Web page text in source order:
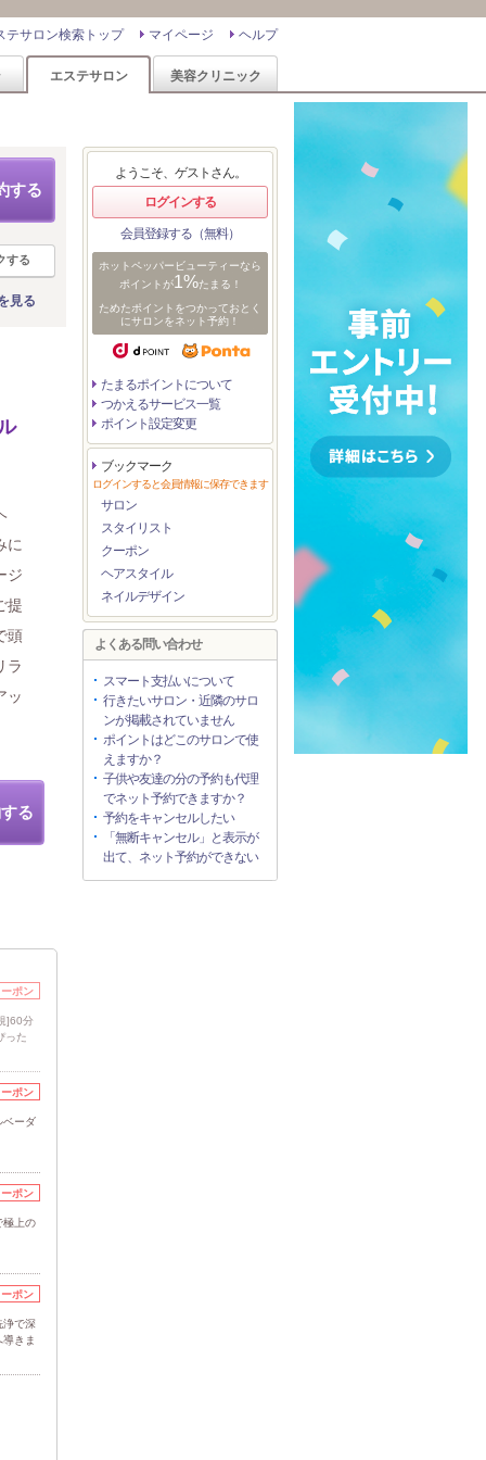
ヘルプ
マイページ
テサロン検索トップ
エステサロン 美容クリニック
する
する
見る
に
ジ
提
頭
ラ
ッ
る
ポン
]60分
った
ポン
ベーダ
ポン
極上の
ポン
浄で深
きま
ようこそ、ゲストさん。
ログインする
会員登録する（無料）
ホットペッパービューティーなら
ポイントが1%たまる！
ためたポイントをつかっておとく
にサロンをネット予約！
たまるポイントについて
つかえるサービス一覧
ポイント設定変更
ブックマーク
ログインすると会員情報に保存できます
サロン
スタイリスト
クーポン
ヘアスタイル
ネイルデザイン
よくある問い合わせ
スマート支払いについて
行きたいサロン・近隣のサロ
ンが掲載されていません
ポイントはどこのサロンで使
えますか？
子供や友達の分の予約も代理
でネット予約できますか？
予約をキャンセルしたい
「無断キャンセル」と表示が
出て、ネット予約ができない